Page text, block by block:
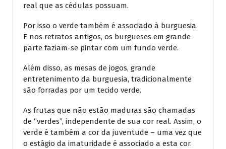
real que as cédulas possuam.
Por isso o verde também é associado à burguesia.
E nos retratos antigos, os burgueses em grande
parte faziam-se pintar com um fundo verde.
Além disso, as mesas de jogos, grande
entretenimento da burguesia, tradicionalmente
são forradas por um tecido verde.
As frutas que não estão maduras são chamadas
de “verdes”, independente de sua cor real. Assim, o
verde é também a cor da juventude – uma vez que
o estágio da imaturidade é associado a esta cor.